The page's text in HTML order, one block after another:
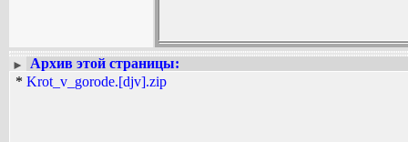
Вадим Ершов...
►
Архив этой страницы:
* Krot_v_gorode.[djv].zip